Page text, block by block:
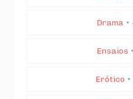
Drama •
Ensaios
Erótico